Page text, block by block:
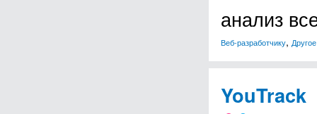
анализ
Веб-разработчику, Другое
YouTrack